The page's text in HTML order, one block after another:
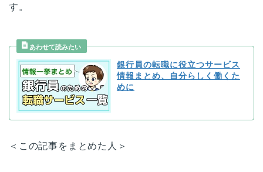
す。
銀行員の転職に役立つサービス
情報まとめ、自分らしく働くた
めに
＜この記事をまとめた人＞